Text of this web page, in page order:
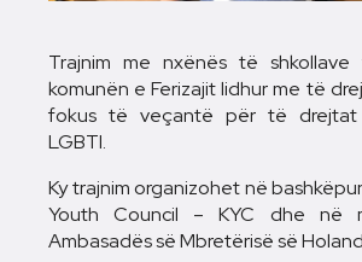
Trajnim me nxënës të
komunën e Ferizajit lidhur me të
fokus të veçantë për të drejtat
LGBTI.
Ky trajnim organizohet në
Youth Council – KYC dhe në
Ambasadës së Mbretërisë së